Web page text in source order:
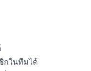
กในทีมได้